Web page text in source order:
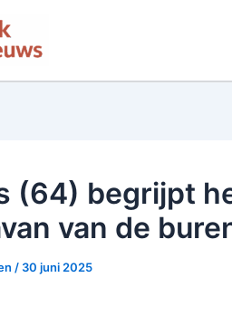
(64) begrijpt
van de
/ 30 juni 2025